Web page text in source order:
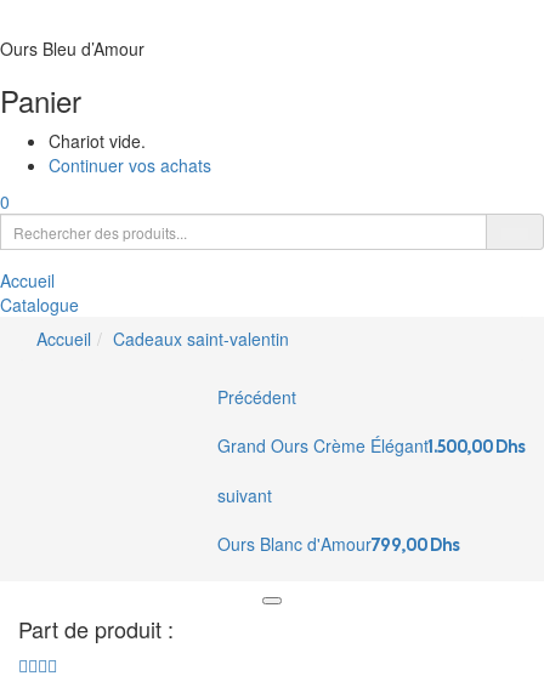
Ours Bleu d’Amour
Panier
Chariot vide.
Continuer vos achats
0
Accueil
Catalogue
Accueil
Cadeaux saint-valentin
Précédent
Grand Ours Crème Élégant1.500,00Dhs
suivant
Ours Blanc d'Amour799,00Dhs
Part de produit :